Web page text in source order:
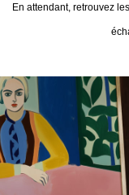
En attendant, retrouvez